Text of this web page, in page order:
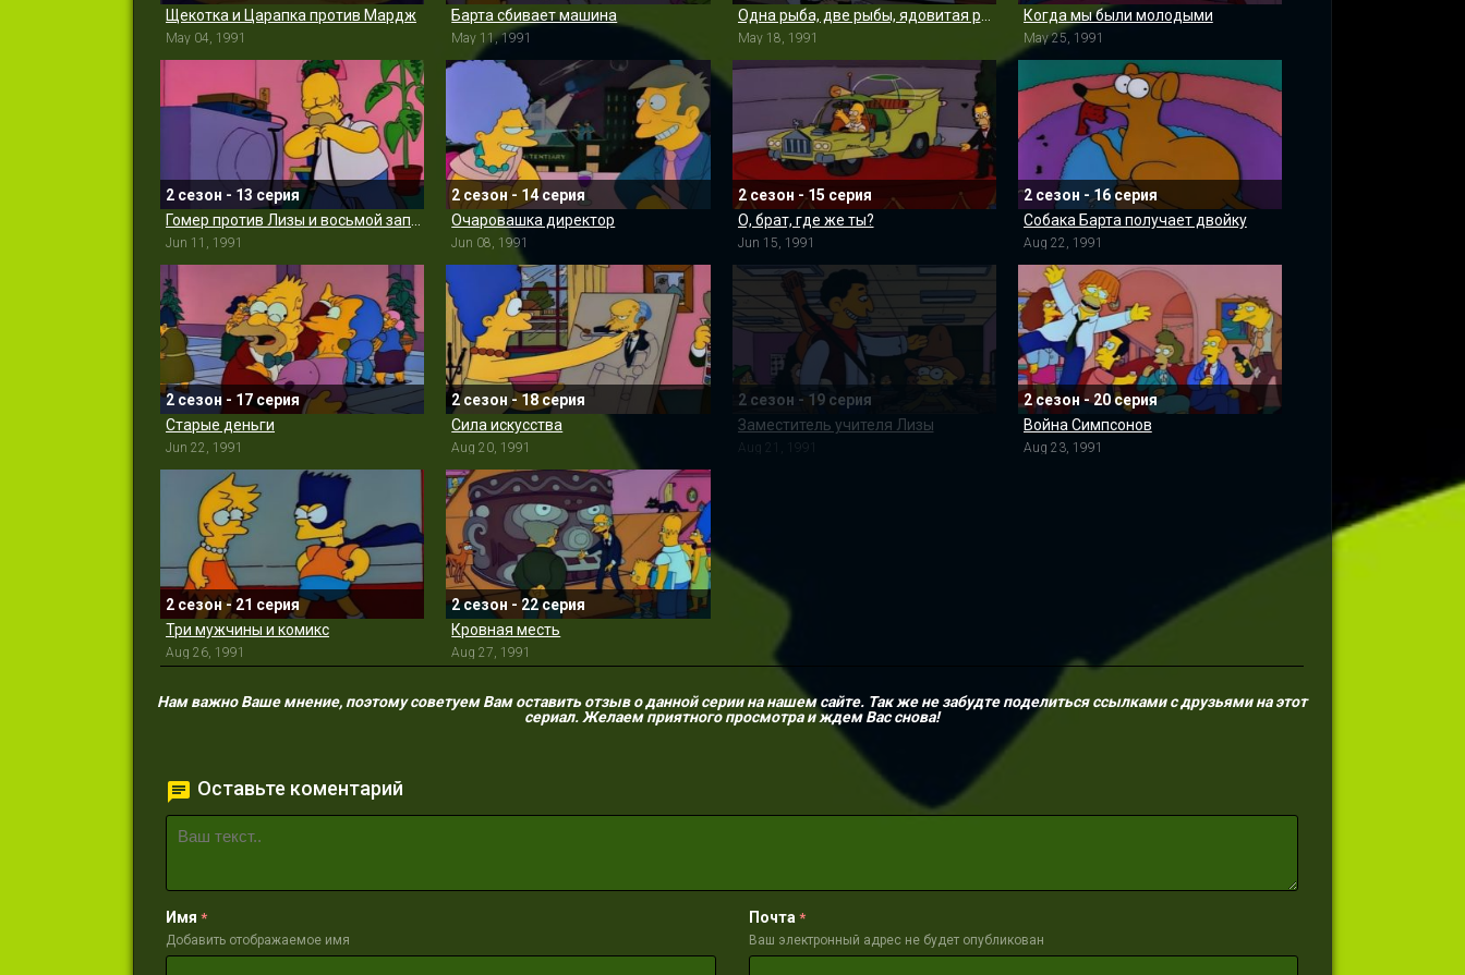
Щекотка и Царапка против Мардж
May 04, 1991
Барта сбивает машина
May 11, 1991 May 18, 1991
Когда мы были молодыми
May 25, 1991
2 сезон - 13 серия
Jun 11, 1991
2 сезон - 14 серия
Очаровашка директор
Jun 08, 1991
2 сезон - 15 серия
О, брат, где же ты?
Jun 15, 1991
2 сезон - 16 серия
Собака Барта получает двойку
Aug 22, 1991
2 сезон - 17 серия
Старые деньги
Jun 22, 1991
2 сезон - 18 серия
Сила искусства
Aug 20, 1991
2 сезон - 19 серия
Заместитель учителя Лизы
Aug 21, 1991
2 сезон - 20 серия
Война Симпсонов
Aug 23, 1991
2 сезон - 21 серия
Три мужчины и комикс
Aug 26, 1991
2 сезон - 22 серия
Кровная месть
Aug 27, 1991
Нам важно Ваше мнение, поэтому советуем Вам оставить отзыв о данной серии на нашем сайте. Так же не забудте поделиться ссылками с друзьями на этот
сериал. Желаем приятного просмотра и ждем Вас снова!
Оставьте коментарий
Имя *
Добавить отображаемое имя
Почта *
Ваш электронный адрес не будет опубликован